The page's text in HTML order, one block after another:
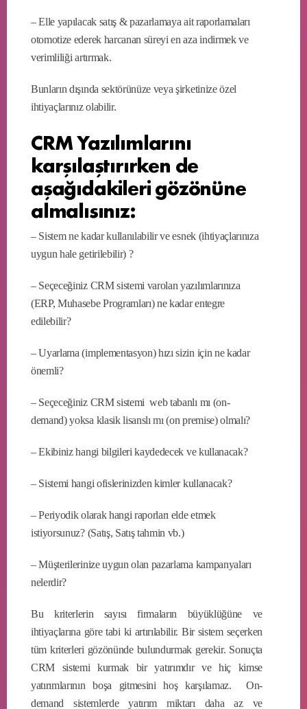
– Elle yapılacak satış & pazarlamaya ait raporlamaları
otomotize ederek harcanan süreyi en aza indirmek ve
verimliliği artırmak.
Bunların dışında sektörünüze veya şirketinize özel
ihtiyaçlarınız olabilir.
CRM Yazılımlarını
karşılaştırırken de
aşağıdakileri gözönüne
almalısınız:
– Sistem ne kadar kullanılabilir ve esnek (ihtiyaçlarınıza
uygun hale getirilebilir) ?
– Seçeceğiniz CRM sistemi varolan yazılımlarınıza
(ERP, Muhasebe Programları) ne kadar entegre
edilebilir?
– Uyarlama (implementasyon) hızı sizin için ne kadar
önemli?
– Seçeceğiniz CRM sistemi web tabanlı mı (on-
demand) yoksa klasik lisanslı mı (on premise) olmalı?
– Ekibiniz hangi bilgileri kaydedecek ve kullanacak?
– Sistemi hangi ofislerinizden kimler kullanacak?
– Periyodik olarak hangi raporları elde etmek
istiyorsunuz? (Satış, Satış tahmin vb.)
– Müşterilerinize uygun olan pazarlama kampanyaları
nelerdir?
Bu kriterlerin sayısı firmaların büyüklüğüne ve
ihtiyaçlarına göre tabi ki artırılabilir. Bir sistem seçerken
tüm kriterleri gözönünde bulundurmak gerekir. Sonuçta
CRM sistemi kurmak bir yatırımdır ve hiç kimse
yatırımlarının boşa gitmesini hoş karşılamaz. On-
demand sistemlerde yatırım miktarı daha az ve